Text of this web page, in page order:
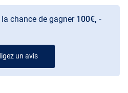
chance de gagner 100€, -
un avis